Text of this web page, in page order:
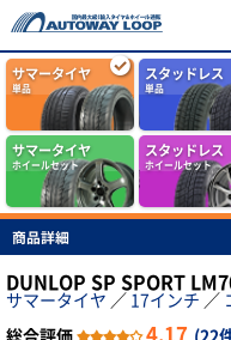
サマータイヤ
単品
スタッドレス
単品
サマータイヤ
ホイールセット
スタッドレス
ホイールセット
商品詳細
DUNLOP SP SPORT
サマータイヤ ／ 17インチ ／
総合評価
4.17 (22